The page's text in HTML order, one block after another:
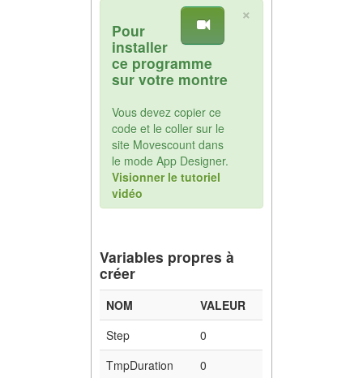
×
Pour
installer
ce programme
sur votre montre
Vous devez copier ce
code et le coller sur le
site Movescount dans
le mode App Designer.
Visionner le tutoriel
vidéo
Variables propres à
créer
NOM
VALEUR
Step
0
TmpDuration
0